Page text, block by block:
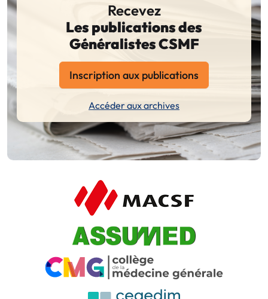
Recevez
Les publications des
Généralistes CSMF
Inscription aux publications
Accéder aux archives